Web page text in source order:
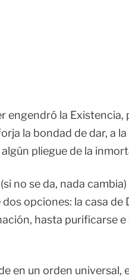
engendró la Existencia,
la bondad de dar, a la
pliegue de la
no se da, nada
opciones: la casa de
hasta purificarse e
en un orden universal,